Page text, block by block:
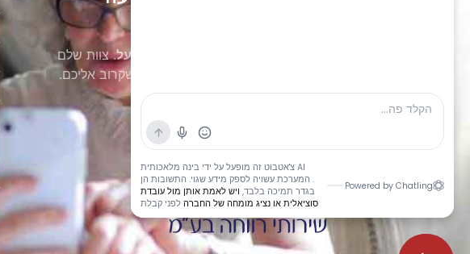
שרות מידי מהיר ויעל. צוות שלם
ומגוון יענה ויכוון אתכם בתהליך קבלת עזרה סעודית לאדם שקרוב אליכם.
ללא התחייבות.